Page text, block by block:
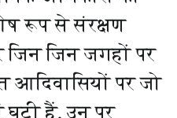
रूप से संरक्षण
जिन जिन जगहों पर
आदिवासियों पर जो